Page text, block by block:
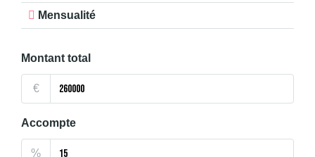
Mensualité
Montant total
€
Accompte
%